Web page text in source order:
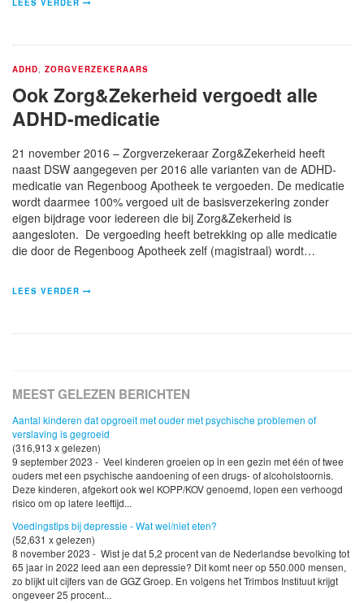
ADHD ZORGVERZEKERAARS
Ook Zorg&Zekerheid vergoedt alle
ADHD-medicatie
21 november 2016 – Zorgverzekeraar Zorg&Zekerheid heeft
naast DSW aangegeven per 2016 alle varianten van de ADHD-
medicatie van Regenboog Apotheek te vergoeden. De medicatie
wordt daarmee 100% vergoed uit de basisverzekering zonder
eigen bijdrage voor iedereen die bij Zorg&Zekerheid is
aangesloten. De vergoeding heeft betrekking op alle medicatie
die door de Regenboog Apotheek zelf (magistraal) wordt…
LEES VERDER
MEEST GELEZEN BERICHTEN
Aantal kinderen dat opgroeit met ouder met psychische problemen of
verslaving is gegroeid
(316,913 x gelezen)
9 september 2023 - Veel kinderen groeien op in een gezin met één of twee
ouders met een psychische aandoening of een drugs- of alcoholstoornis.
Deze kinderen, afgekort ook wel KOPP/KOV genoemd, lopen een verhoogd
risico om op latere leeftijd...
Voedingstips bij depressie - Wat wel/niet eten?
(52,631 x gelezen)
8 november 2023 - Wist je dat 5,2 procent van de Nederlandse bevolking tot
65 jaar in 2022 leed aan een depressie? Dit komt neer op 550.000 mensen,
zo blijkt uit cijfers van de GGZ Groep. En volgens het Trimbos Instituut krijgt
ongeveer 25 procent...